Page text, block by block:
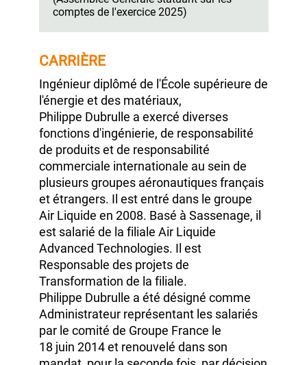
de GroupeFrance : juin 2014
Début du mandat
en cours :
Date d'échéance dumandat :2026
comptes de
CARRIÈRE
Ingénieur diplômé de l'École supérieure de
l'énergie et des matériaux,
Philippe Dubrullea exercé diverses
fonctions d'ingénierie, de responsabilité
de produits et de responsabilité
commerciale internationale au sein de
plusieurs groupes aéronautiques français
et étrangers. Il est entré dans le groupe
Air Liquideen 2008.Basé à Sassenage, il
est salarié de la filialeAir Liquide
Advanced Technologies.Il est
Responsable des projets de
Transformation de la filiale.
Philippe Dubrullea été désigné comme